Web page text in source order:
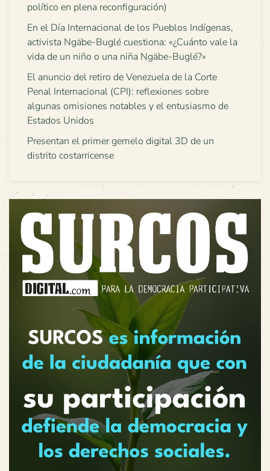
político en plena reconfiguración)
En el Día Internacional de los Pueblos Indígenas,
activista Ngäbe-Buglé cuestiona: «¿Cuánto vale la
vida de un niño o una niña Ngäbe-Buglé?»
El anuncio del retiro de Venezuela de la Corte
Penal Internacional (CPI): reflexiones sobre
algunas omisiones notables y el entusiasmo de
Estados Unidos
Presentan el primer gemelo digital 3D de un
distrito costarricense